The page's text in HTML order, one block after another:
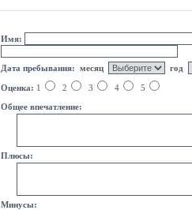
Имя:
Дата пребывания: месяц год
Оценка: 1 2 3 4
5
Общее впечатление:
Плюсы:
Минусы: